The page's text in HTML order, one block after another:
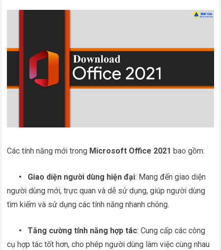
Các tính năng mới trong Microsoft Office 2021 bao gồm:
• Giao diện người dùng hiện đại: Mang đến giao diện
người dùng mới, trực quan và dễ sử dụng, giúp người dùng
tìm kiếm và sử dụng các tính năng nhanh chóng.
•Tăng cường tính năng hợp tác: Cung cấp các công
cụ hợp tác tốt hơn, cho phép người dùng làm việc cùng nhau